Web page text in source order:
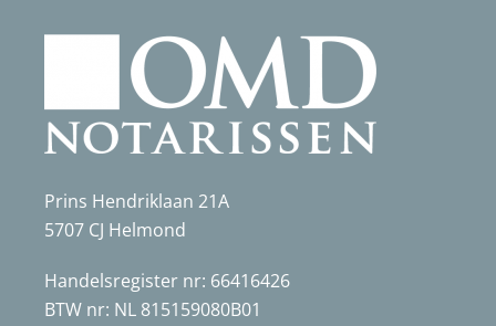
Prins Hendriklaan 21A
5707 CJ Helmond
Handelsregister nr: 66416426
BTW nr: NL 815159080B01